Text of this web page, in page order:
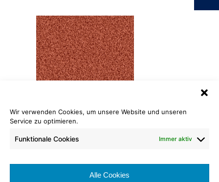
Wir verwenden Cookies, um unsere Website und unseren
Service zu optimieren.
Funktionale Cookies Immer aktiv
Alle Cookies
Brennverhalten: Cfl-s1
Poodle